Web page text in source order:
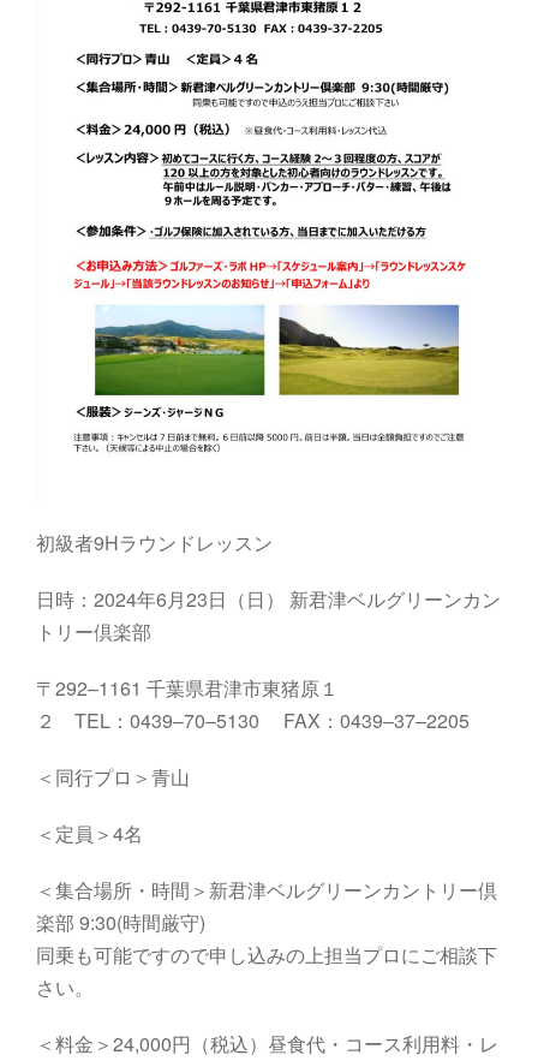
初級者9Hラウンドレッスン
日時：2024年6月23日（日） 新君津ベルグリーンカン
トリー倶楽部
〒292–1161 千葉県君津市東猪原１
２ TEL ： 0439–70–5130 FAX ： 0439–37–2205
＜同行プロ＞青山
＜定員＞4名
＜集合場所・時間＞ 新君津ベルグリーンカントリー倶
楽部 9:30(時間厳守)
同乗も可能ですので申し込みの上担当プロにご相談下
さい。
＜料金＞24,000円（税込）昼食代・コース利用料・レ